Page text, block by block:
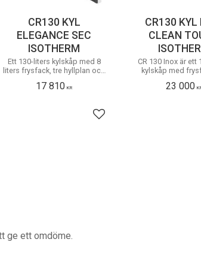
favoriter
CR130 KYL
ELEGANCE SEC
ISOTHERM
Ett 130-liters kylskåp med 8
liters frysfack, tre hyllplan och
hyllor.
17 810 KR
Lägg till i favoriter
CR130 KYL
CLEAN
CR 130 Inox är ett
kylskåp med
23 000